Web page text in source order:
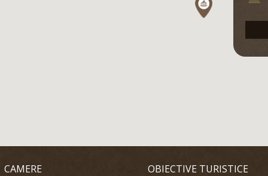
CAMERE
OBIECTIVE TURISTICE